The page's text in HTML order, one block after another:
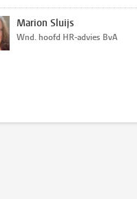
Marion Sluijs
Wnd. hoofd HR-advies BvA